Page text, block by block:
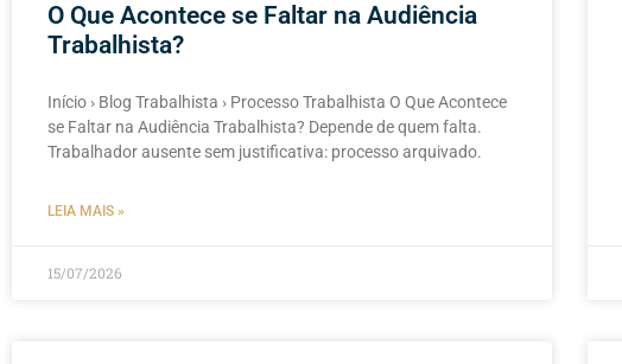
O Que Acontece se Faltar na Audiência
Trabalhista?
Início › Blog Trabalhista › Processo Trabalhista O Que Acontece
se Faltar na Audiência Trabalhista? Depende de quem falta.
Trabalhador ausente sem justificativa: processo arquivado.
LEIA MAIS »
15/07/2026